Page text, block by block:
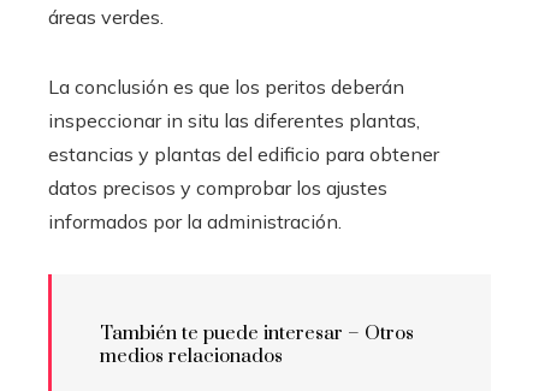
áreas verdes.
La conclusión es que los peritos deberán
inspeccionar in situ las diferentes plantas,
estancias y plantas del edificio para obtener
datos precisos y comprobar los ajustes
informados por la administración.
También te puede interesar – Otros
medios relacionados